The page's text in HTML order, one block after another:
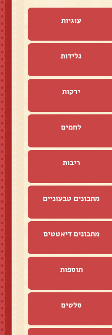
עוגיות
גלידות
ירקות
לחמים
ריבות
מתכונים טבעוניים
מתכונים דיאטטים
תוספות
סלטים